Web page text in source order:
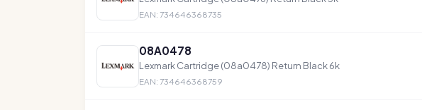
EAN: 734646368735
08A0478
Lexmark Cartridge (08a0478) Return Black 6k
EAN: 734646368759